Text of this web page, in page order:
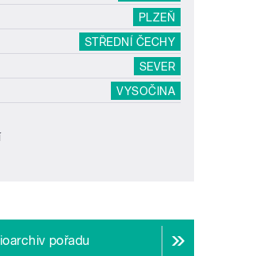
PLZEŇ
STŘEDNÍ ČECHY
SEVER
VYSOČINA
pořadu